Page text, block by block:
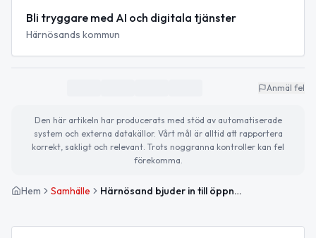
Bli tryggare med AI och digitala tjänster
Härnösands kommun
Anmäl fel
Den här artikeln har producerats med stöd av automatiserade
system och externa datakällor. Vårt mål är alltid att rapportera
korrekt, sakligt och relevant. Trots noggranna kontroller kan fel
förekomma.
Hem Samhälle Härnösand bjuder in till öppna digitala träffar om AI och säkerhet